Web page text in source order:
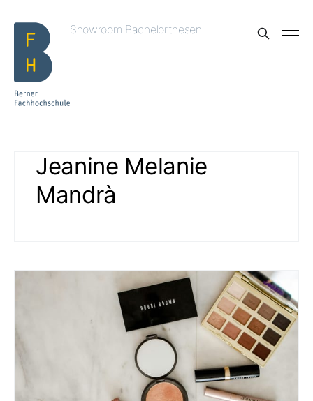
Showroom Bachelorthesen
Jeanine Melanie
Mandrà